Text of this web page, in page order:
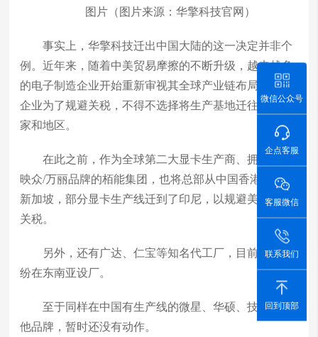
图片（图片来源：华擎科技官网）
事实上，华擎科技迁出中国大陆的这一决定并非个
例。近年来，随着中美贸易摩擦的不断升级，越来越多
的电子制造企业开始重新审视其全球产业链布局。一些
企业为了规避关税，不得不选择将生产基地迁往其他国
家和地区。
在此之前，作为全球第二大显卡生产商、拥有索泰/
映众/万丽品牌的栢能集团，也将总部从中国香港迁到了
新加坡，部分显卡生产线迁到了印尼，以规避美国的高
关税。
另外，还有广达、仁宝等知名代工厂，目前也已纷
纷在东南亚设厂。
至于同样在中国有生产线的微星、华硕、技嘉等其
他品牌，暂时还没有动作。
微信公众号
企点客服
客服微信
联系我们
回到顶部